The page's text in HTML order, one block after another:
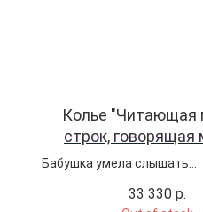
Колье
строк, говорящая
Бабушка умела слышать
ведет к сердцу колье —
33 330 р.